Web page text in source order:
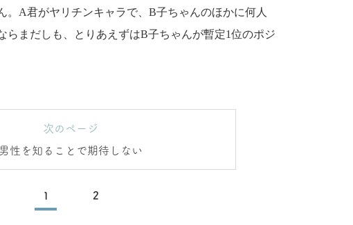
。A君がヤリチンキャラで、B子ちゃんのほかに何人
らまだしも、とりあえずはB子ちゃんが暫定1位のポジ
次のページ
男性を知ることで期待しない
1 2